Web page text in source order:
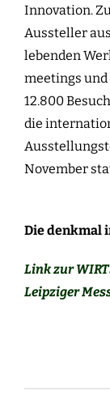
Innovation.
Aussteller
lebenden
meetings
12.800
die
November
Die denkmal
Link zur
Leipziger